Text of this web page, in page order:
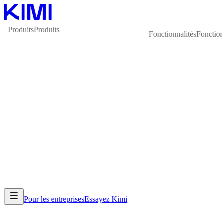
ProduitsProduits
Fonctionnalités
Pour les entreprisesEssayez Kimi